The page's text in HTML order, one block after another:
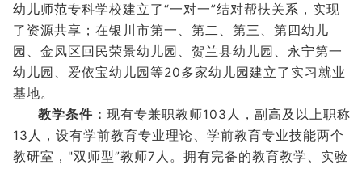
幼儿师范专科学校建立了“一对一”结对帮扶关系，实现
了资源共享；在银川市第一、第二、第三、第四幼儿
园、金凤区回民荣景幼儿园、贺兰县幼儿园、永宁第一
幼儿园、爱依宝幼儿园等20多家幼儿园建立了实习就业
基地。
教学条件： 现有专兼职教师103人，副高及以上职称
13人，设有学前教育专业理论、学前教育专业技能两个
教研室，"双师型”教师7人。拥有完备的教育教学、实验